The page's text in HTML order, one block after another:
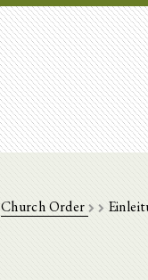
Church Order